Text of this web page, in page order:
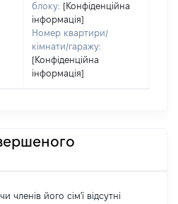
блоку: [Конфіденційна
інформація]
Номер квартири/
кімнати/гаражу:
[Конфіденційна
інформація]
членів його сім'ї відсутні